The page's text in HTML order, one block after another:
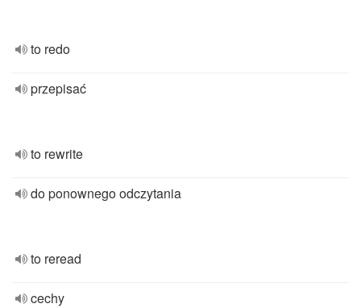
to redo
przepisać
to rewrite
do ponownego odczytania
to reread
cechy